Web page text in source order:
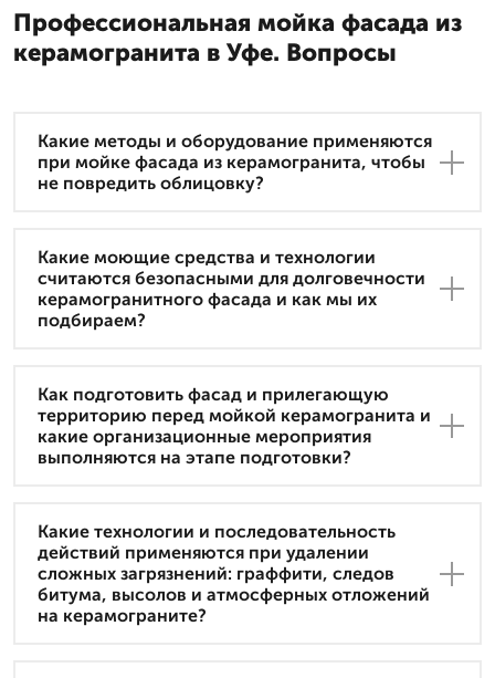
Профессиональная мойка фасада из
керамогранита в Уфе. Вопросы
Какие методы и оборудование применяются
при мойке фасада из керамогранита, чтобы
не повредить облицовку?
Какие моющие средства и технологии
считаются безопасными для долговечности
керамогранитного фасада и как мы их
подбираем?
Как подготовить фасад и прилегающую
территорию перед мойкой керамогранита и
какие организационные мероприятия
выполняются на этапе подготовки?
Какие технологии и последовательность
действий применяются при удалении
сложных загрязнений: граффити, следов
битума, высолов и атмосферных отложений
на керамограните?